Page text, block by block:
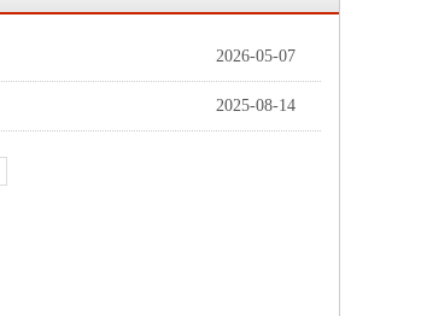
2026-05-07
2025-08-14